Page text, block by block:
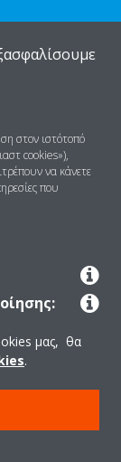
COOKIES
στον ιστότοπό
cookies»),
να κάνετε
που
μας, θα
.